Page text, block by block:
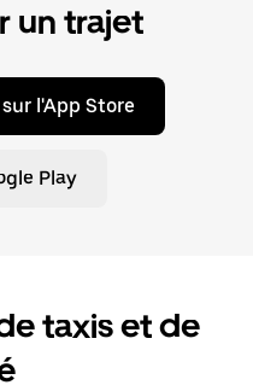
un trajet
l'App Store
Play
taxis et de